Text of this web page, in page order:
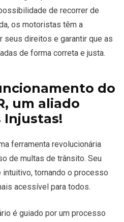
de recorrer de
os motoristas têm a
seus direitos e garantir que as
de forma correta e justa.
do
um aliado
Injustas!
ferramenta revolucionária
de multas de trânsito. Seu
tornando o processo
acessível para todos.
é guiado por um processo